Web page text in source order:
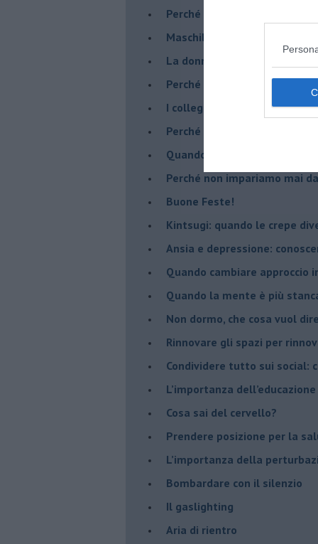
​Perché abbiamo bisogno di
​Maschilismo inconsapevole
​La donna può scegliere di
​Perché abbiamo così bisogno
​I collegamenti tra filosofia e
​Perché tutti si sentono in
​Quando crescere troppo
​Perché non impariamo mai
​Buone Feste!
​Kintsugi: quando le crepe
Ansia e depressione:
Quando cambiare approccio
​Quando la mente è più
Non dormo, che cosa vuol
​Rinnovare gli spazi per
​Condividere tutto sui social:
​L’importanza
​Cosa sai del cervello?
Prendere posizione per la
L’importanza della
​Bombardare con il silenzio
Il gaslighting
Aria di rientro